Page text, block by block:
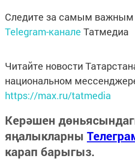
Следите за самым важным
Telegram-канале Татмедиа
Читайте новости
национальном
https://max.ru/tatmedia
Керәшен
яңалыкларны
карап барыгыз.